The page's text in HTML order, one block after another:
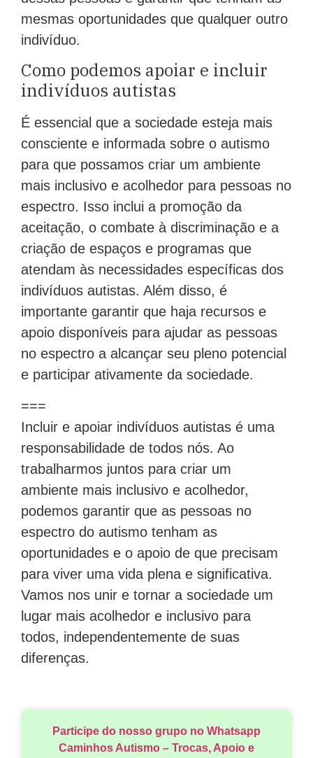
mesmas oportunidades que qualquer outro
indivíduo.
Como podemos apoiar e incluir
indivíduos autistas
É essencial que a sociedade esteja mais
consciente e informada sobre o autismo
para que possamos criar um ambiente
mais inclusivo e acolhedor para pessoas no
espectro. Isso inclui a promoção da
aceitação, o combate à discriminação e a
criação de espaços e programas que
atendam às necessidades específicas dos
indivíduos autistas. Além disso, é
importante garantir que haja recursos e
apoio disponíveis para ajudar as pessoas
no espectro a alcançar seu pleno potencial
e participar ativamente da sociedade.
===
Incluir e apoiar indivíduos autistas é uma
responsabilidade de todos nós. Ao
trabalharmos juntos para criar um
ambiente mais inclusivo e acolhedor,
podemos garantir que as pessoas no
espectro do autismo tenham as
oportunidades e o apoio de que precisam
para viver uma vida plena e significativa.
Vamos nos unir e tornar a sociedade um
lugar mais acolhedor e inclusivo para
todos, independentemente de suas
diferenças.
Participe do nosso grupo no Whatsapp
Caminhos Autismo – Trocas, Apoio e